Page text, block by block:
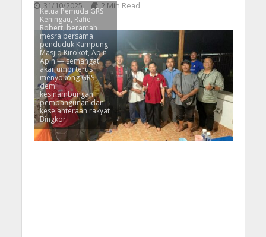
31/10/2025 2 Min Read
Ketua Pemuda GRS
Keningau, Rafie
Robert, beramah
mesra bersama
penduduk Kampung
Masjid Kirokot, Apin-
Apin — semangat
akar umbi terus
menyokong GRS
demi
kesinambungan
pembangunan dan
kesejahteraan rakyat
Bingkor.